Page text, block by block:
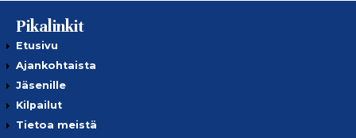
Pikalinkit
Etusivu
Ajankohtaista
Jäsenille
Kilpailut
Tietoa meistä